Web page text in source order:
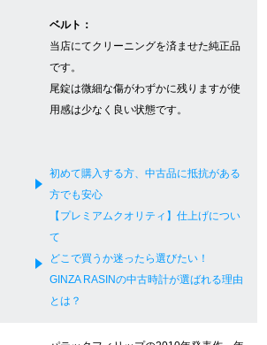
RASIN公式ブログ
SNS・動画
Overseas Customers
ベルト：
当店にてクリーニングを済ませた純正品
です。
尾錠は微細な傷がわずかに残りますが使
用感は少なく良い状態です。
初めて購入する方、中古品に抵抗がある
方でも安心
【プレミアムクオリティ】仕上げについ
て
どこで買うか迷ったら選びたい！
GINZA RASINの中古時計が選ばれる理由
とは？